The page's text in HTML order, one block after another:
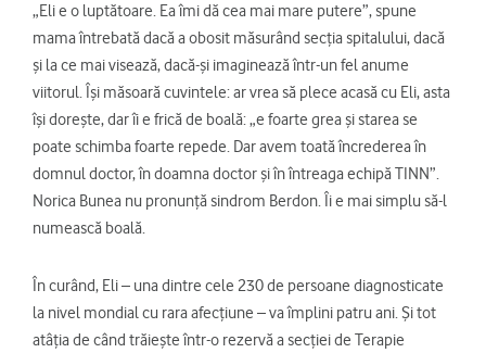
„Eli e o luptătoare. Ea îmi dă cea mai mare putere”, spune
mama întrebată dacă a obosit măsurând secția spitalului, dacă
și la ce mai visează, dacă-și imaginează într-un fel anume
viitorul. Își măsoară cuvintele: ar vrea să plece acasă cu Eli, asta
își dorește, dar îi e frică de boală: „e foarte grea și starea se
poate schimba foarte repede. Dar avem toată încrederea în
domnul doctor, în doamna doctor și în întreaga echipă TINN”.
Norica Bunea nu pronunță sindrom Berdon. Îi e mai simplu să-l
numească boală.
În curând, Eli – una dintre cele 230 de persoane diagnosticate
la nivel mondial cu rara afecțiune – va împlini patru ani. Și tot
atâția de când trăiește într-o rezervă a secției de Terapie